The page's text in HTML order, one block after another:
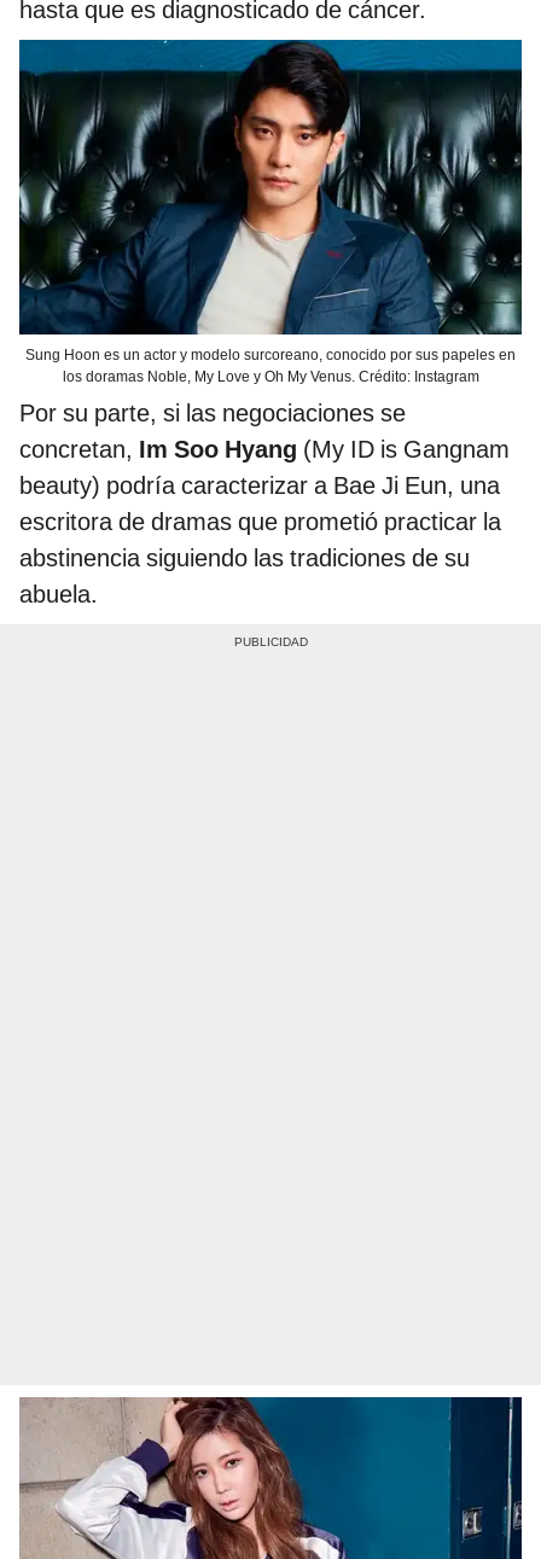
hasta que es diagnosticado de cáncer.
Sung Hoon es un actor y modelo surcoreano, conocido por sus papeles en
los doramas Noble, My Love y Oh My Venus. Crédito: Instagram
Por su parte, si las negociaciones se
concretan, Im Soo Hyang (My ID is Gangnam
beauty) podría caracterizar a Bae Ji Eun, una
escritora de dramas que prometió practicar la
abstinencia siguiendo las tradiciones de su
abuela.